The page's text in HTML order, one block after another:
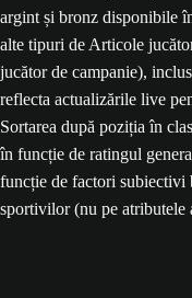
argint și bronz disponibile
alte tipuri de Articole
jucător de campanie),
reflecta actualizările live
Sortarea după poziția în
în funcție de ratingul
funcție de factori subiectivi
sportivilor (nu pe atributele